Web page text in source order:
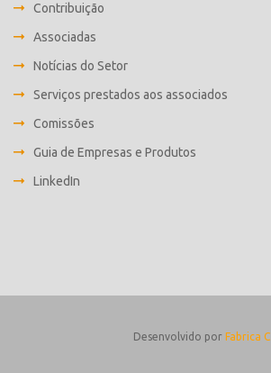
Contribuição
Associadas
Notícias do Setor
Serviços prestados aos associados
Comissões
Guia de Empresas e Produtos
LinkedIn
Desenvolvido por Fabrica C